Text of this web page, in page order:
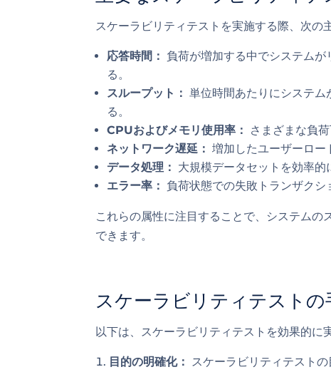
スケーラビリティテストを実施する際、次の
応答時間： 負荷が増加する中でシステム
る。
スループット： 単位時間あたりにシステ
る。
CPUおよびメモリ使用率：
さまざまな負
ネットワーク遅延： 増加したユーザーロー
データ処理： 大規模データセットを効率的
エラー率： 負荷状態での失敗トランザクシ
これらの属性に注目することで、システム
できます。
スケーラビリティテストの
以下は、スケーラビリティテストを効果的に
目的の明確化：
スケーラビリティテスト